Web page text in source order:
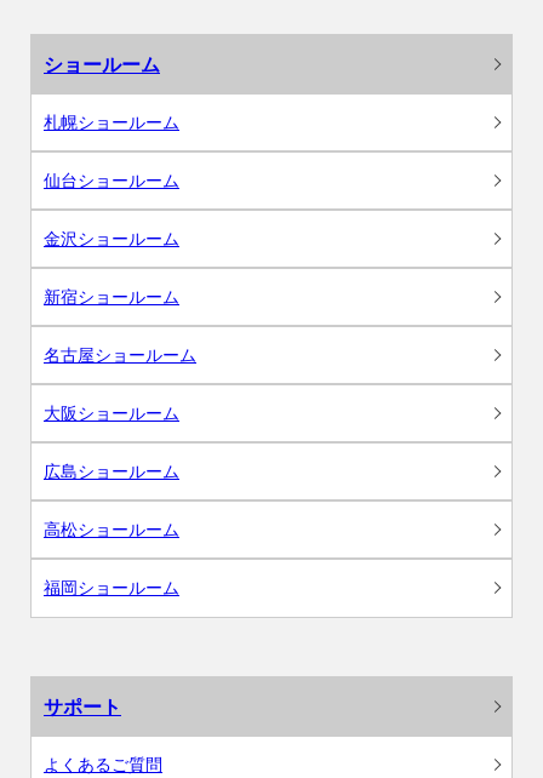
ショールーム
札幌ショールーム
仙台ショールーム
金沢ショールーム
新宿ショールーム
名古屋ショールーム
大阪ショールーム
広島ショールーム
高松ショールーム
福岡ショールーム
サポート
よくあるご質問